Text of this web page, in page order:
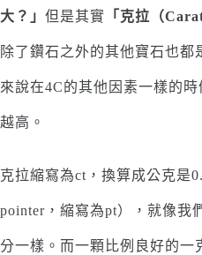
大？」 但是其實 「克拉（
除了鑽石之外的其他寶石也
來說在4C的其他因素一樣的
越高。
克拉縮寫為ct，換算成公克是
pointer，縮寫為pt），就像我
分一樣。而一顆比例良好的一